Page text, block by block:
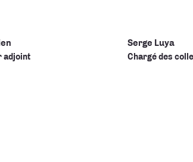
adjoint
Serge Luya
Chargé des